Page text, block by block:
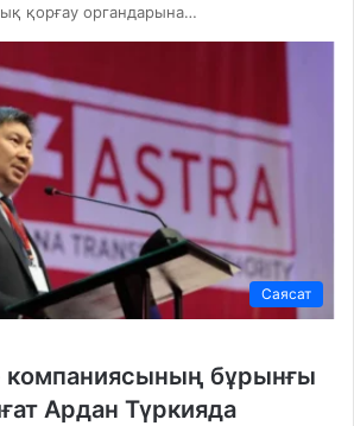
қорғау органдарына…
Саясат
компаниясының бұрынғы
Ардан Түркияда